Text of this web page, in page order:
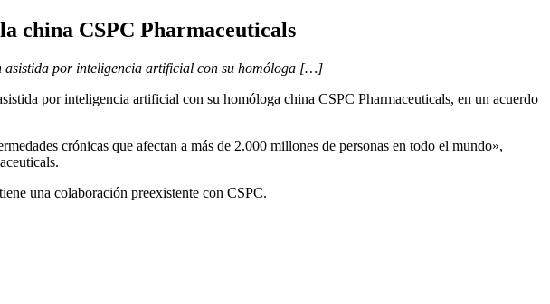
china CSPC Pharmaceuticals
asistida por inteligencia artificial con su homóloga […]
por inteligencia artificial con su homóloga china CSPC Pharmaceuticals, en un acuerdo
crónicas que afectan a más de 2.000 millones de personas en todo el mundo»,
una colaboración preexistente con CSPC.